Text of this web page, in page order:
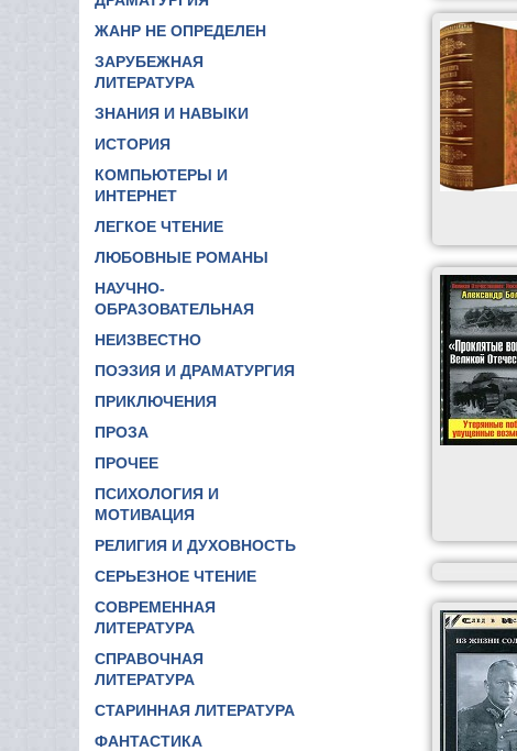
ЖАНР НЕ ОПРЕДЕЛЕН
ЗАРУБЕЖНАЯ
ЛИТЕРАТУРА
ЗНАНИЯ И НАВЫКИ
ИСТОРИЯ
КОМПЬЮТЕРЫ И
ИНТЕРНЕТ
ЛЕГКОЕ ЧТЕНИЕ
ЛЮБОВНЫЕ РОМАНЫ
НАУЧНО-
ОБРАЗОВАТЕЛЬНАЯ
НЕИЗВЕСТНО
ПОЭЗИЯ И ДРАМАТУРГИЯ
ПРИКЛЮЧЕНИЯ
ПРОЗА
ПРОЧЕЕ
ПСИХОЛОГИЯ И
МОТИВАЦИЯ
РЕЛИГИЯ И ДУХОВНОСТЬ
СЕРЬЕЗНОЕ ЧТЕНИЕ
СОВРЕМЕННАЯ
ЛИТЕРАТУРА
СПРАВОЧНАЯ
ЛИТЕРАТУРА
СТАРИННАЯ ЛИТЕРАТУРА
ФАНТАСТИКА